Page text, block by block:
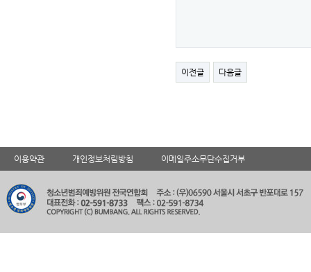
이전글 다음글
이용약관 개인정보처림방침 이메일주소무단수집거부